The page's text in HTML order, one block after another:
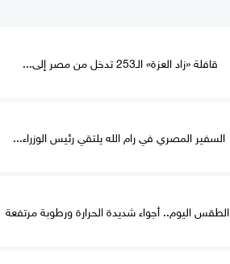
قافلة «زاد العزة» الـ253 تدخل من مصر إلى...
السفير المصري في رام الله يلتقي رئيس الوزراء...
الطقس اليوم.. أجواء شديدة الحرارة ورطوبة مرتفعة